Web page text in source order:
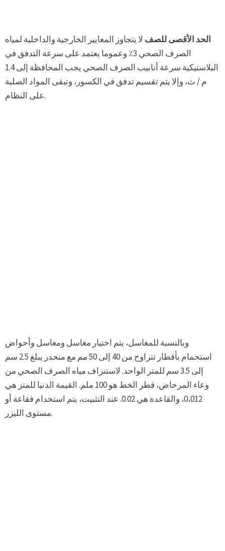
الحد الأقصى للصف لا يتجاوز المعايير الخارجية والداخلية لمياه
الصرف الصحي 3٪ وعموما يعتمد على سرعة التدفق في
البلاستيكية سرعة أنابيب الصرف الصحي يجب المحافظة إلى 1.4
م / ث، وإلا يتم تقسيم تدفق في الكسور، وتبقى المواد الصلبة
على النظام.
وبالنسبة للمغاسل، يتم اختيار مغاسل ومغاسل وأحواض
استحمام بأقطار تتراوح من 40 إلى 50 مم مع منحدر يبلغ 2.5 سم
إلى 3.5 سم للمتر الواحد. لاستنزاف مياه الصرف الصحي من
وعاء المرحاض، قطر الخط هو 100 ملم. القيمة الدنيا للمتر هي
0،012، والقاعدة هي 0.02. عند التثبيت، يتم استخدام فقاعة أو
مستوى الليزر.